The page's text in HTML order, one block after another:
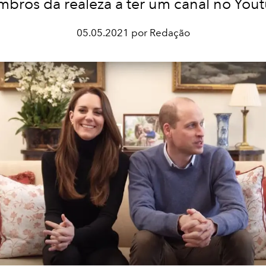
da realeza a ter um canal no
05.05.2021 por Redação